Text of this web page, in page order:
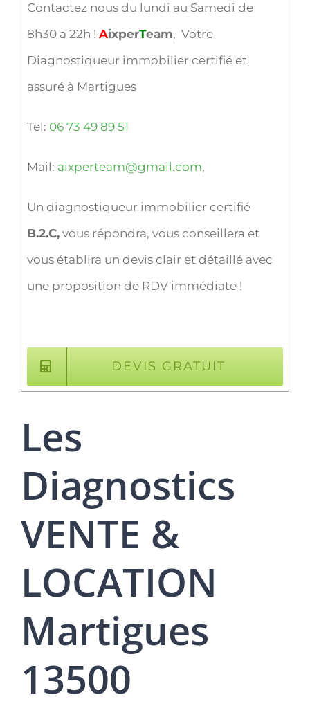
Contactez nous du lundi au Samedi de
8h30 a 22h ! AixperTeam, Votre
Diagnostiqueur immobilier certifié et
assuré à Martigues
Tel: 06 73 49 89 51
Mail: aixperteam@gmail.com,
Un diagnostiqueur immobilier certifié
B.2.C,vous répondra, vous conseillera et
vous établira un devis clair et détaillé avec
une proposition de RDV immédiate !
DEVIS GRATUIT
Les
Diagnostics
VENTE &
LOCATION
Martigues
13500